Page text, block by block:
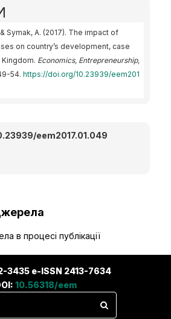
Symak, A. (2017). The impact of
on country’s development, case
Economics, Entrepreneurship,
54. https://doi.org/10.23939/eem201
eem2017.01.049
в процесі публікації
3435 e-ISSN 2413-7634
10.56318/eem